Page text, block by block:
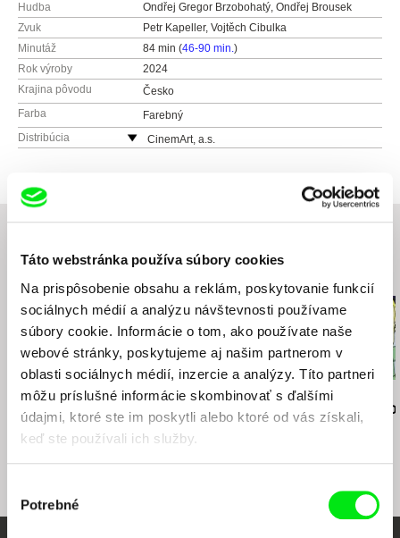
Táto webstránka používa súbory cookies
Na prispôsobenie obsahu a reklám, poskytovanie funkcií
sociálnych médií a analýzu návštevnosti používame
súbory cookie. Informácie o tom, ako používate naše
webové stránky, poskytujeme aj našim partnerom v
oblasti sociálnych médií, inzercie a analýzy. Títo partneri
môžu príslušné informácie skombinovať s ďalšími
údajmi, ktoré ste im poskytli alebo ktoré od vás získali,
keď ste používali ich služby.
súhlasu
Potrebné
Hudba
Ondřej Gregor Brzobohatý, Ondřej Brousek
Zvuk
Petr Kapeller, Vojtěch Cibulka
Minutáž
84 min (46-90 min.)
Rok výroby
2024
Krajina pôvodu
Česko
Farba
Farebný
Distribúcia
CinemArt, a.s.
web:http://www.cinemart.cz
fax: +420 221 105 220
e-mail: info@cinemart.cz
Anastasiia Falileieva
Zomrela som v Irpini
Osman Cerfon
Aaaa!
Osman Cerfon
Skočím si